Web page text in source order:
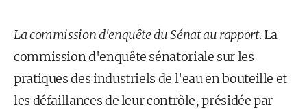
La commission d'enquête du Sénat au rapport. La
commission d'enquête sénatoriale sur les
pratiques des industriels de l'eau en bouteille et
les défaillances de leur contrôle, présidée par